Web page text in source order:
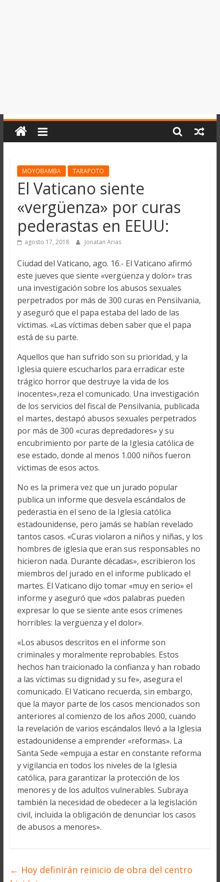
MOYOBAMBA TARAPOTO
El Vaticano siente
«vergüenza» por curas
pederastas en EEUU:
agosto 17, 2018 Jonatan Arias
Ciudad del Vaticano, ago. 16.- El Vaticano afirmó
este jueves que siente «vergüenza y dolor» tras
una investigación sobre los abusos sexuales
perpetrados por más de 300 curas en Pensilvania,
y aseguró que el papa estaba del lado de las
víctimas. «Las víctimas deben saber que el papa
está de su parte.
Aquellos que han sufrido son su prioridad, y la
Iglesia quiere escucharlos para erradicar este
trágico horror que destruye la vida de los
inocentes»,reza el comunicado. Una investigación
de los servicios del fiscal de Pensilvania, publicada
el martes, destapó abusos sexuales perpetrados
por más de 300 «curas depredadores» y su
encubrimiento por parte de la Iglesia católica de
ese estado, donde al menos 1.000 niños fueron
víctimas de esos actos.
No es la primera vez que un jurado popular
publica un informe que desvela escándalos de
pederastia en el seno de la Iglesia católica
estadounidense, pero jamás se habían revelado
tantos casos. «Curas violaron a niños y niñas, y los
hombres de iglesia que eran sus responsables no
hicieron nada. Durante décadas», escribieron los
miembros del jurado en el informe publicado el
martes. El Vaticano dijo tomar «muy en serio» el
informe y aseguró que «dos palabras pueden
expresar lo que se siente ante esos crímenes
horribles: la vergüenza y el dolor».
«Los abusos descritos en el informe son
criminales y moralmente reprobables. Estos
hechos han traicionado la confianza y han robado
a las víctimas su dignidad y su fe», asegura el
comunicado. El Vaticano recuerda, sin embargo,
que la mayor parte de los casos mencionados son
anteriores al comienzo de los años 2000, cuando
la revelación de varios escándalos llevó a la Iglesia
estadounidense a emprender «reformas». La
Santa Sede «empuja a estar en constante reforma
y vigilancia en todos los niveles de la Iglesia
católica, para garantizar la protección de los
menores y de los adultos vulnerables. Subraya
también la necesidad de obedecer a la legislación
civil, incluida la obligación de denunciar los casos
de abusos a menores».
← Hoy definirán reinicio de obra del centro